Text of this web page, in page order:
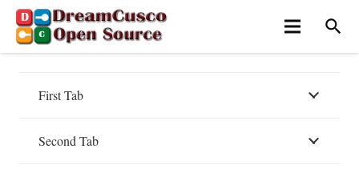
search
First Tab
Second Tab